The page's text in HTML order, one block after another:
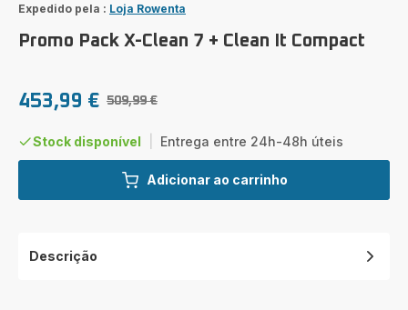
Expedido pela : Loja Rowenta
Promo Pack X-Clean 7 + Clean It Compact
Preço
453,99 €
Preço
509,99 €
Stock disponível Entrega entre 24h-48h úteis
Adicionar ao carrinho
Descrição